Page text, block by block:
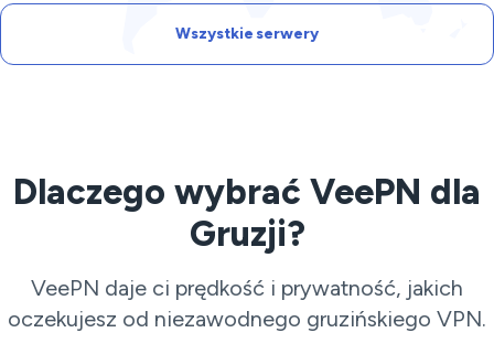
Wszystkie serwery
Dlaczego wybrać VeePN dla
Gruzji?
VeePN daje ci prędkość i prywatność, jakich
oczekujesz od niezawodnego gruzińskiego VPN.